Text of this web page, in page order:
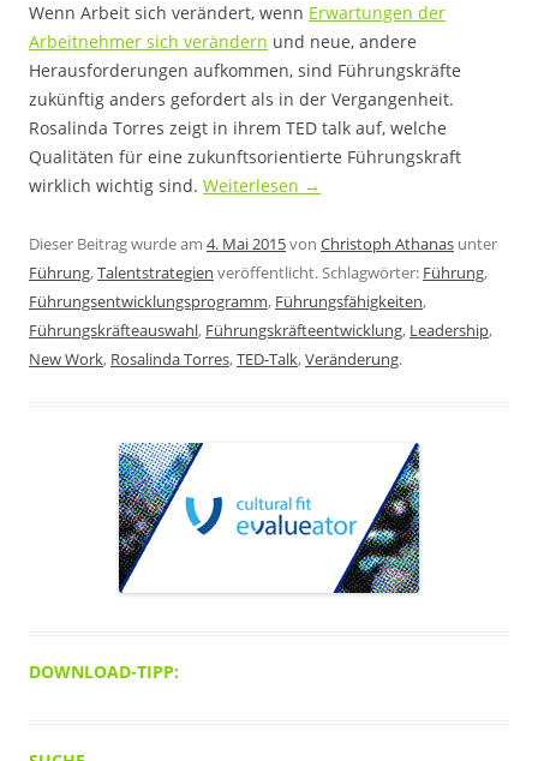
Wenn Arbeit sich verändert, wenn Erwartungen der
Arbeitnehmer sich verändern und neue, andere
Herausforderungen aufkommen, sind Führungskräfte
zukünftig anders gefordert als in der Vergangenheit.
Rosalinda Torres zeigt in ihrem TED talk auf, welche
Qualitäten für eine zukunftsorientierte Führungskraft
wirklich wichtig sind. Weiterlesen →
Dieser Beitrag wurde am 4. Mai 2015von Christoph Athanas unter
Führung,Talentstrategien veröffentlicht. Schlagwörter: Führung,
Führungsentwicklungsprogramm, Führungsfähigkeiten,
Führungskräfteauswahl, Führungskräfteentwicklung, Leadership,
New Work, Rosalinda Torres,TED-Talk,Veränderung.
DOWNLOAD-TIPP: